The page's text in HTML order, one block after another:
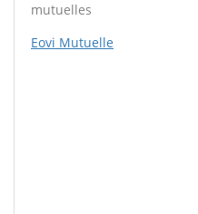
mutuelles
Eovi Mutuelle